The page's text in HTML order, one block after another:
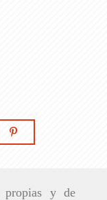
propias y de